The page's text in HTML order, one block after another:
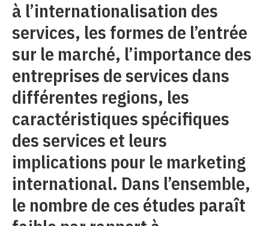
à l’internationalisation des
services, les formes de l’entrée
sur le marché, l’importance des
entreprises de services dans
différentes regions, les
caractéristiques spécifiques
des services et leurs
implications pour le marketing
international. Dans l’ensemble,
le nombre de ces études paraît